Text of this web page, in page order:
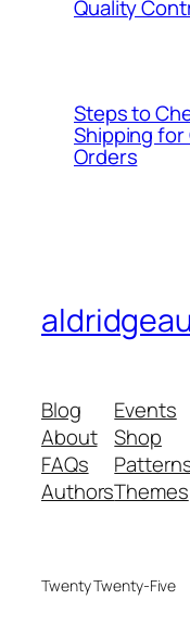
Quality
Steps to
Shipping
Orders
Blog
About
FAQs
Authors
Events
Shop
Themes
Twenty Twenty-Five